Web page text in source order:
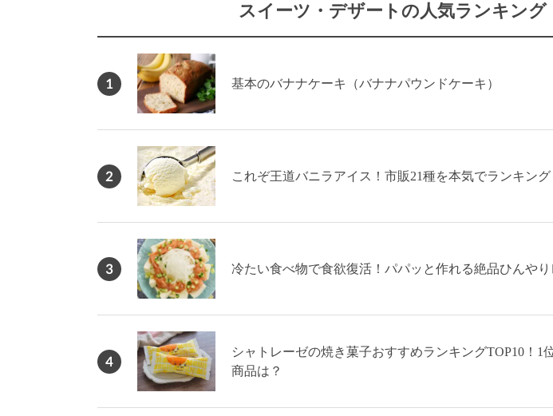
スイーツ・デザートの人気ランキング
1 基本のバナナケーキ（バナナパウンドケーキ）
2 これぞ王道バニラアイス！市販21種を本気でランキン
3 冷たい食べ物で食欲復活！パパッと作れる絶品ひんやり
4
シャトレーゼの焼き菓子おすすめランキングTOP10！1
商品は？